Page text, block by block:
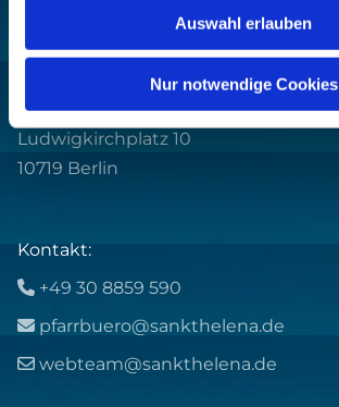
Auswahl erlauben
Nur notwendige Cookies
Pfarrei St. Helena –
Wilmersdorf-Friedenau
Ludwigkirchplatz 10
10719 Berlin
Kontakt:
 +49 30 8859 590
 pfarrbuero@sankthelena.de
 webteam@sankthelena.de